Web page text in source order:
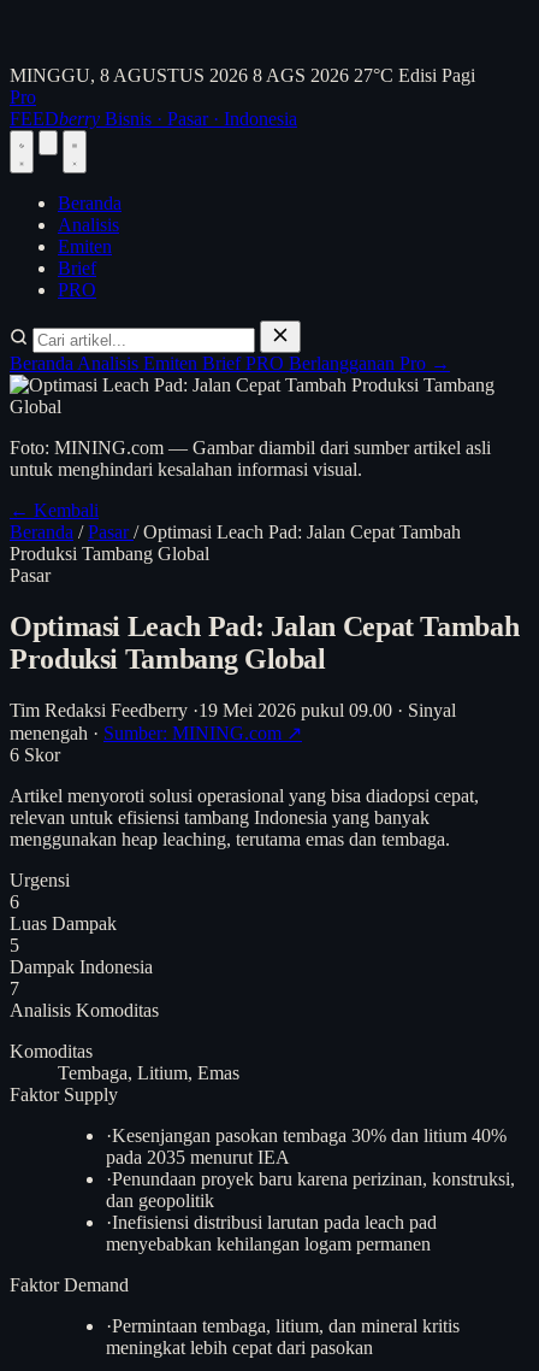
MINGGU, 8 AGUSTUS 2026 8 AGS 2026 27°C Edisi Pagi
Pro
FEEDberry Bisnis · Pasar · Indonesia
Beranda
Analisis
Emiten
Brief
PRO
Beranda Analisis Emiten BriefPRO Berlangganan Pro →
Foto: MINING.com — Gambar diambil dari sumber artikel asli
untuk menghindari kesalahan informasi visual.
← Kembali
Beranda / Pasar/ Optimasi Leach Pad: Jalan Cepat Tambah
Produksi Tambang Global
Pasar
Optimasi Leach Pad: Jalan Cepat Tambah
Produksi Tambang Global
Tim Redaksi Feedberry ·19 Mei 2026 pukul 09.00 · Sinyal
menengah · Sumber: MINING.com ↗
6 Skor
Artikel menyoroti solusi operasional yang bisa diadopsi cepat,
relevan untuk efisiensi tambang Indonesia yang banyak
menggunakan heap leaching, terutama emas dan tembaga.
Urgensi
6
Luas Dampak
5
Dampak Indonesia
7
Analisis Komoditas
Komoditas
Tembaga, Litium, Emas
Faktor Supply
·Kesenjangan pasokan tembaga 30% dan litium 40%
pada 2035 menurut IEA
·Penundaan proyek baru karena perizinan, konstruksi,
dan geopolitik
·Inefisiensi distribusi larutan pada leach pad
menyebabkan kehilangan logam permanen
Faktor Demand
·Permintaan tembaga, litium, dan mineral kritis
meningkat lebih cepat dari pasokan